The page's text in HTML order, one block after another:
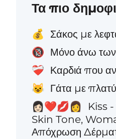
Τα πιο
💰 Σάκος με
🔞 Μόνο άνω
❤️‍🩹 Καρδιά που
😺 Γάτα με
👩🏻‍❤️‍💋‍👩
Kiss
Skin Tone,
Απόχρωση